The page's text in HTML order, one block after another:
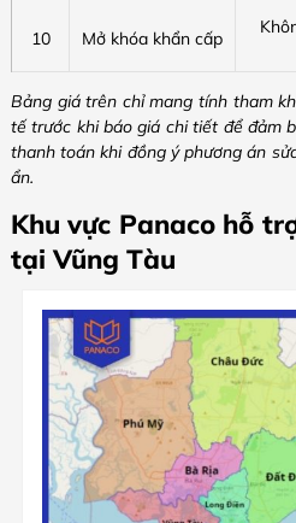
10 Mở khóa khẩn cấp
Bảng giá trên chỉ mang tính tham
tế trước khi báo giá chi tiết để đảm
thanh toán khi đồng ý phương án
ẩn.
Khu vực Panaco hỗ
tại Vũng Tàu